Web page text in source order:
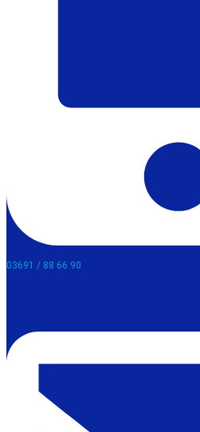
03691 / 88 66 90​